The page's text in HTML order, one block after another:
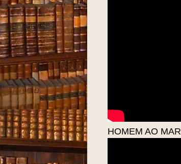
HOMEM AO MAR